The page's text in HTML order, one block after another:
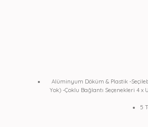
Alüminyum Döküm & Plastik -
Yok) -Çoklu Bağlantı Seçenekleri 4 x
5